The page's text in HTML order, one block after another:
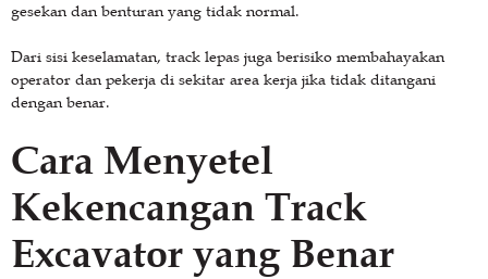
gesekan dan benturan yang tidak normal.
Dari sisi keselamatan, track lepas juga berisiko membahayakan
operator dan pekerja di sekitar area kerja jika tidak ditangani
dengan benar.
Cara Menyetel
Kekencangan Track
Excavator yang Benar